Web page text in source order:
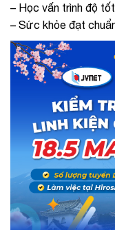
– Học vấn trình độ
– Sức khỏe đạt